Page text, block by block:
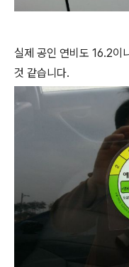
실제 공인 연비도 16.2이
것 같습니다.